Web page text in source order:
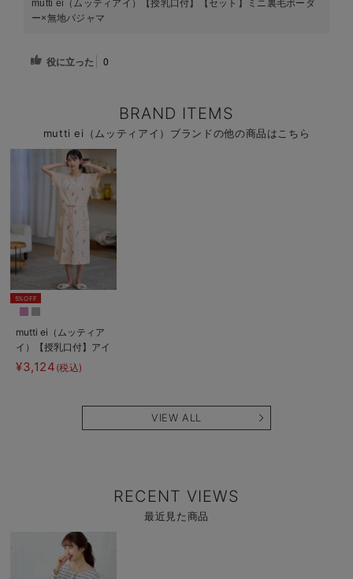
mutti ei（ムッティアイ）【授乳口付】【セット】ミニ裏毛ボーダ
ー×無地パジャマ
役に立った 0
BRAND ITEMS
mutti ei（ムッティアイ）ブランドの他の商品はこちら
5%OFF
mutti ei（ムッティア
イ）【授乳口付】アイ
スクリーム柄半袖ネグ
リジェ
¥3,124 (税込)
VIEW ALL
RECENT VIEWS
最近見た商品